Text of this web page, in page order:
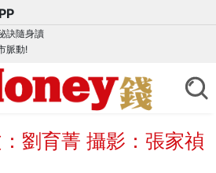
訣隨身讀
脈動!
劉育菁 攝影：張家禎